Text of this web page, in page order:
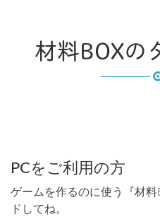
材料BOXの
PCをご利用の方
ゲームを作るのに使う『材
ドしてね。